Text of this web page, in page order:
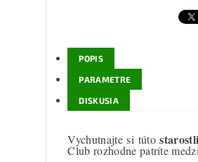
POPIS
PARAMETRE
DISKUSIA
Vychutnajte si túto
Club rozhodne patríte